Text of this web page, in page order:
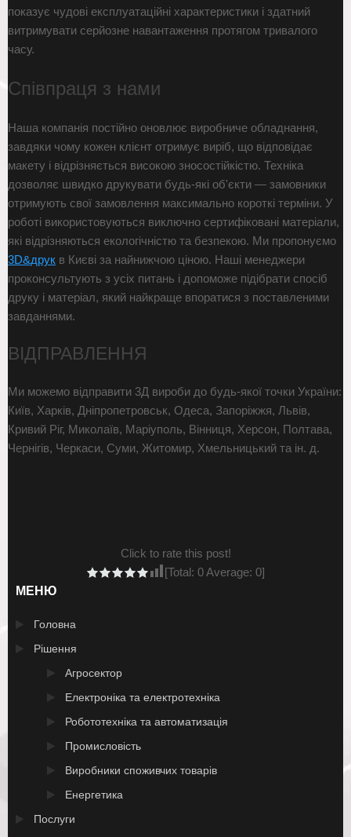
показує чудові експлуатаційні характеристики і здатний
витримувати серйозне навантаження протягом тривалого
часу.
Співпраця з нами
Наша компанія постійно оновлює виробниче обладнання,
завдяки чому кожен клієнт отримує виріб, що відповідає
макету і відрізняється високою зносостійкістю. Техніка
дозволяє швидко друкувати будь-які об'єкти — замовники
отримують свої замовлення максимально короткі терміни. У
роботі використовуються виключно сертифіковані матеріали,
які відрізняються екологічністю та безпекою. Ми пропонуємо
3D&друк в Києві за найнижчою ціною. Наші менеджери
проконсультують з усіх питань і допоможе підібрати спосіб
друку і матеріал, який найкраще впоратися з поставленими
завданнями.
ВІДПРАВЛЕННЯ
Ми можемо відправити 3Д вироби до будь-якої точки України:
Київ, Харків, Дніпропетровськ, Одеса, Запоріжжя, Львів,
Кривий Ріг, Миколаїв, Маріуполь, Вінниця, Херсон, Полтава,
Чернігів, Черкаси, Суми, Житомир, Хмельницький та ін. д.
Click to rate this post!
[Total: 0Average: 0]
МЕНЮ
Головна
Рішення
Агросектор
Електроніка та електротехніка
Робототехніка та автоматизація
Промисловість
Виробники споживчих товарів
Енергетика
Послуги